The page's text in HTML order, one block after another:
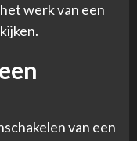
werk van een
van een